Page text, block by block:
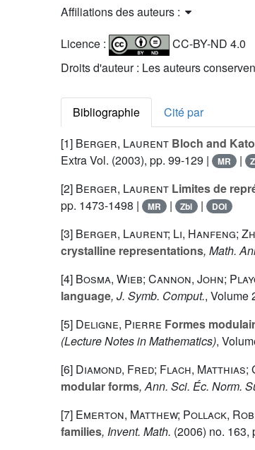
Affiliations des auteurs :
Licence :
CC-BY-ND 4.0
Droits d'auteur : Les auteurs
Bibliographie
Cité par
[1] Berger, Laurent Bloch and
Extra Vol. (2003), pp. 99-129 | MR |
[2] Berger, Laurent Limites de
pp. 1473-1498 |
MR | Zbl | DOI
[3] Berger, Laurent; Li, Hanfeng;
crystalline representations, Math.
[4] Bosma, Wieb; Cannon, John;
language, J. Symb. Comput., Volume
[5] Deligne, Pierre Formes
(Lecture Notes in Mathematics),
[6] Diamond, Fred; Flach, Matthias;
modular forms, Ann. Sci. Éc. Norm.
[7] Emerton, Matthew; Pollack,
families, Invent. Math. (2006) no. 163,